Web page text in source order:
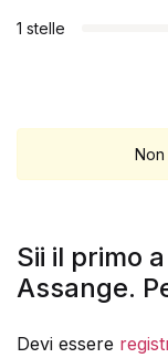
1 stelle
Sii il primo
Assange.
Devi essere